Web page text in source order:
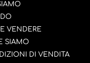
VENDERE
SIAMO
DI VENDITA